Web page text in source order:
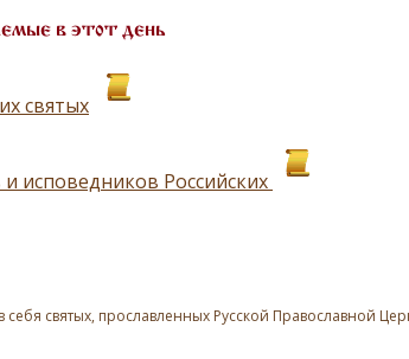
в этот день
святых
исповедников Российских
святых, прославленных Русской Православной